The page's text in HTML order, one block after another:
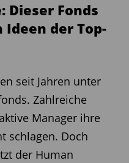
Dieser Fonds
der Top-
seit Jahren unter
Zahlreiche
Manager ihre
schlagen. Doch
der Human